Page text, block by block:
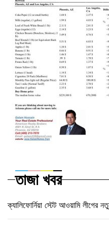
তাজা খবর
ক্যালিফোর্নিয়া স্টেট আওয়ামি লীগের